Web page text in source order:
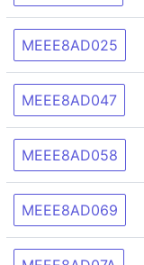
MEEE8AD025
MEEE8AD047
MEEE8AD058
MEEE8AD069